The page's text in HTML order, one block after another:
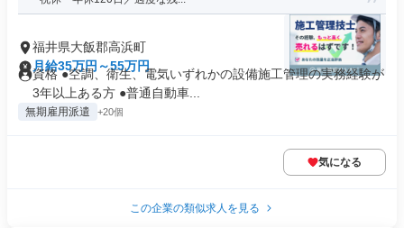
福井県大飯郡高浜町
月給35万円～55万円
資格 ●空調、衛生、電気いずれかの設備施工管理の実務経験が
3年以上ある方 ●普通自動車...
無期雇用派遣 +20個
気になる
この企業の類似求人を見る